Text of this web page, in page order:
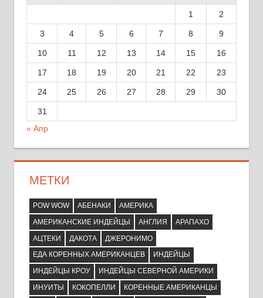
1 2
3 4 5 6 7 8 9
10 11 12 13 14 15 16
17 18 19 20 21 22 23
24 25 26 27 28 29 30
31
« Апр
МЕТКИ
POW WOW АБЕНАКИ
АМЕРИКА
АМЕРИКАНСКИЕ ИНДЕЙЦЫ
АНГЛИЯ
АРАПАХО
АЦТЕКИ
ДАКОТА
ДЖЕРОНИМО
ЕДА КОРЕННЫХ АМЕРИКАНЦЕВ
ИНДЕЙЦЫ
ИНДЕЙЦЫ КРОУ
ИНДЕЙЦЫ СЕВЕРНОЙ АМЕРИКИ
ИНУИТЫ
КОКОПЕЛЛИ КОРЕННЫЕ АМЕРИКАНЦЫ